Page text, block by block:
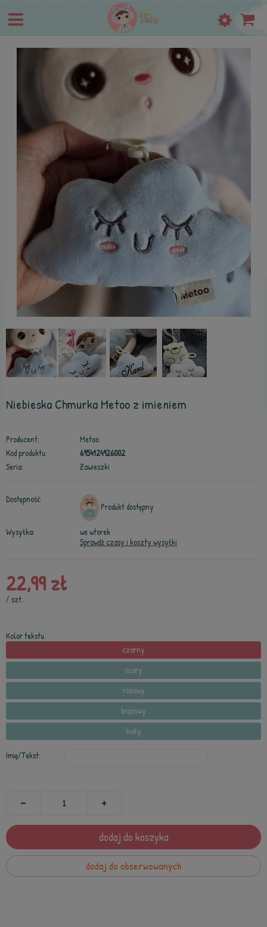
Niebieska Chmurka Metoo z imieniem
Producent:
Metoo
Kod produktu:
6954124926002
Seria:
Zawieszki
Dostępność:
Produkt dostępny
Wysyłka:
we wtorek
Sprawdź czasy i koszty wysyłki
22,99 zł
/ szt.
Kolor tekstu:
czarny
szary
różowy
brązowy
biały
Imię/Tekst:
dodaj do koszyka
dodaj do obserwowanych